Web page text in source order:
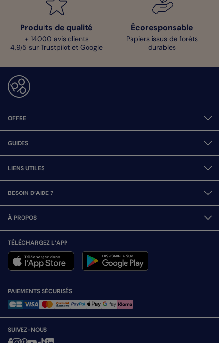
Produits de qualité
+ 14000 avis clients
4,9/5 sur Trustpilot et Google
Écoresponsable
Papiers issus de forêts
durables
OFFRE
GUIDES
LIENS UTILES
BESOIN D’AIDE ?
À PROPOS
TÉLÉCHARGEZ L’APP
PAIEMENTS SÉCURISÉS
SUIVEZ-NOUS